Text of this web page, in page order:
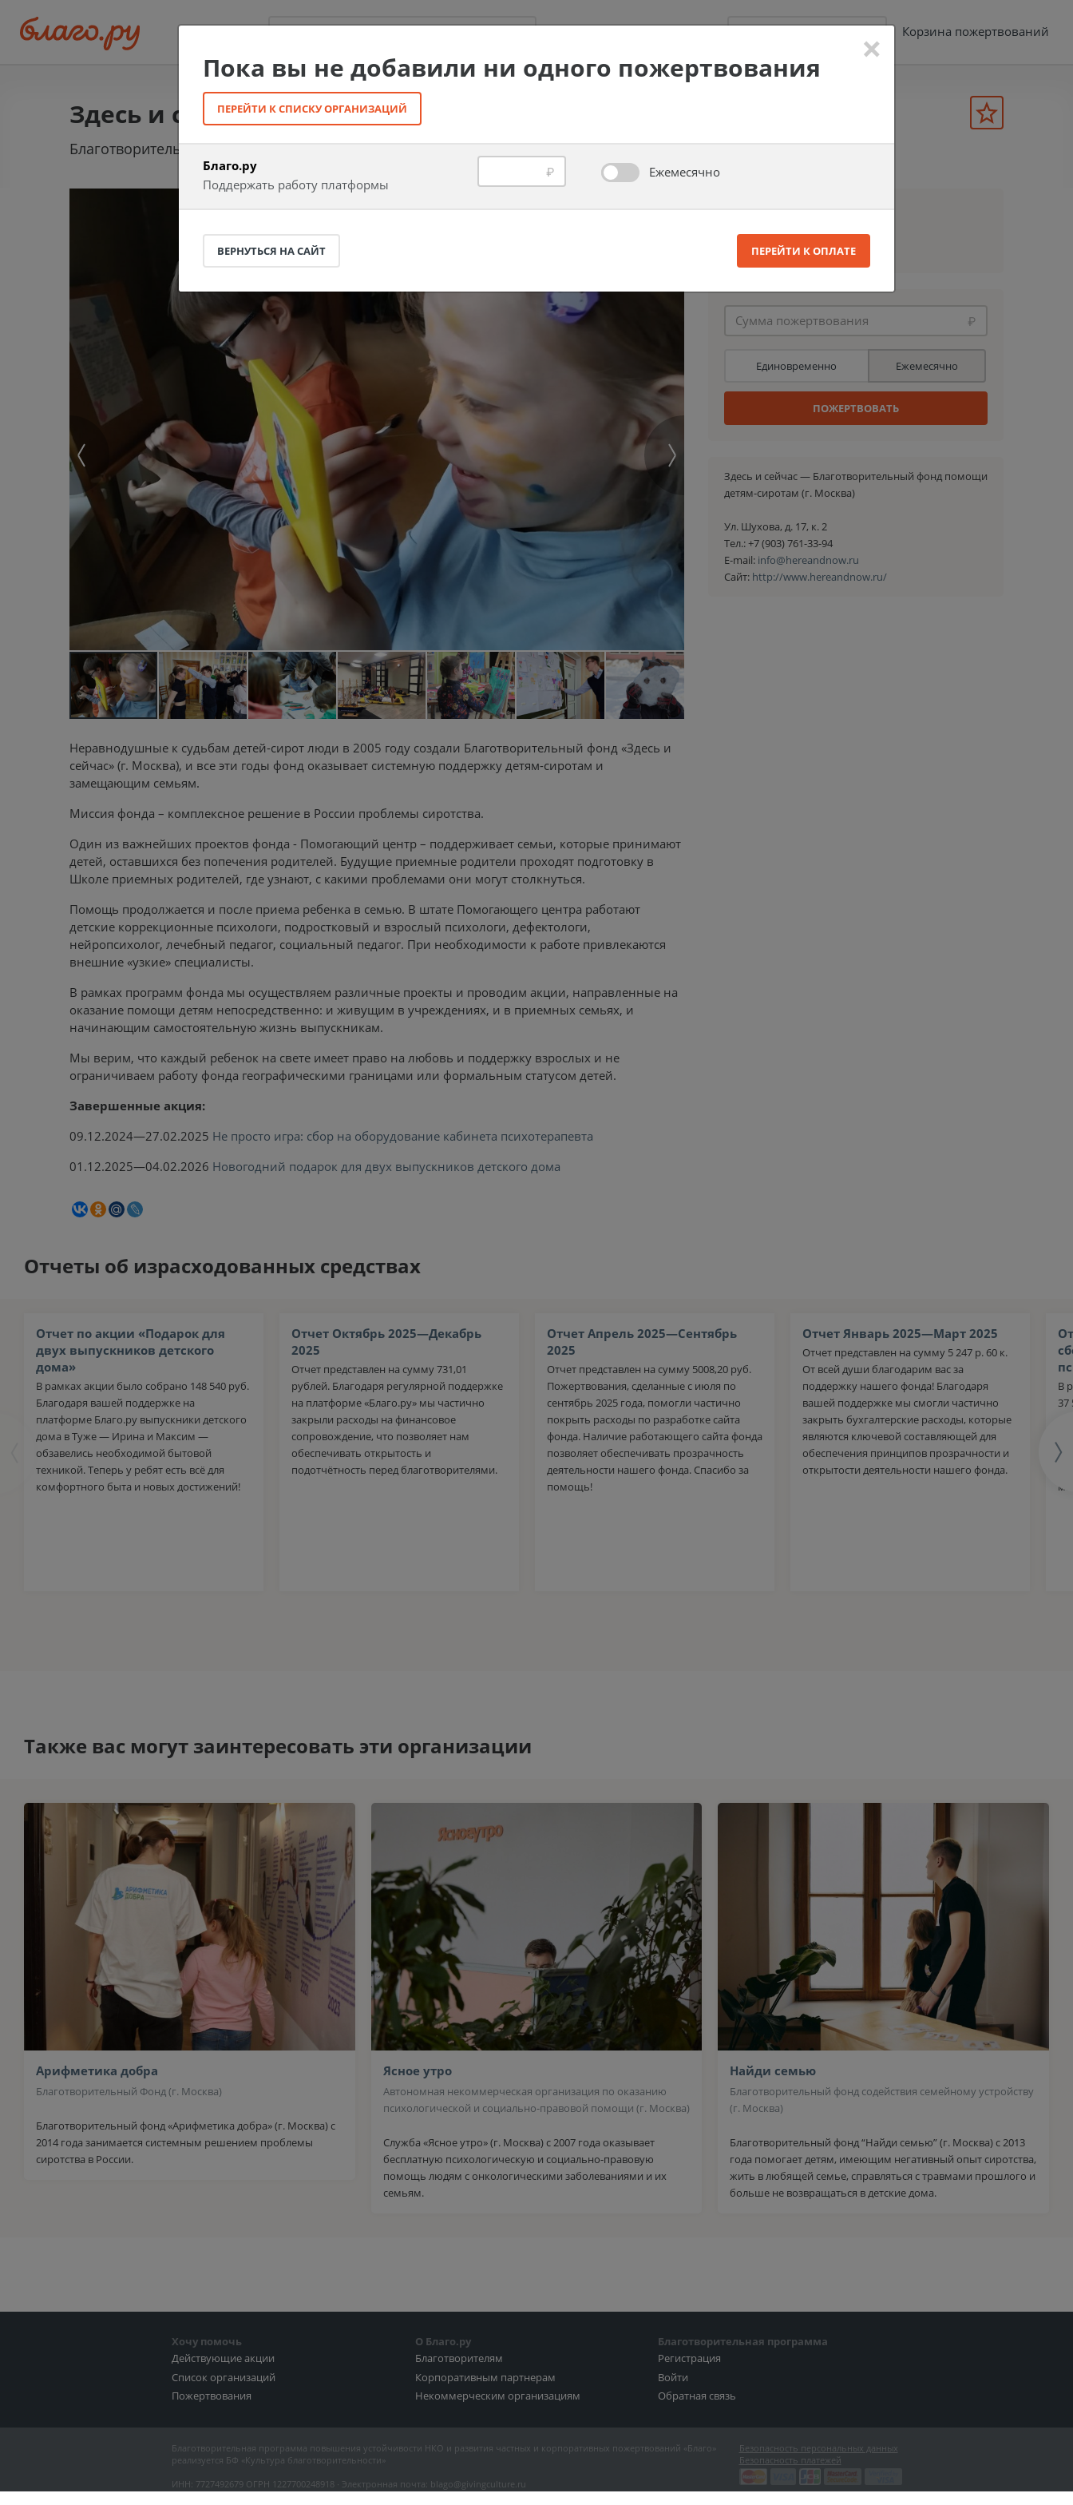
Корзина пожертвований
Здесь и сейчас
Благотворительный фонд помощи детям-сиротам (г. Москва)
Неравнодушные к судьбам детей-сирот люди в 2005 году создали Благотворительный фонд «Здесь и
сейчас» (г. Москва), и все эти годы фонд оказывает системную поддержку детям-сиротам и
замещающим семьям.
Миссия фонда – комплексное решение в России проблемы сиротства.
Один из важнейших проектов фонда - Помогающий центр – поддерживает семьи, которые принимают
детей, оставшихся без попечения родителей. Будущие приемные родители проходят подготовку в
Школе приемных родителей, где узнают, с какими проблемами они могут столкнуться.
Помощь продолжается и после приема ребенка в семью. В штате Помогающего центра работают
детские коррекционные психологи, подростковый и взрослый психологи, дефектологи,
нейропсихолог, лечебный педагог, социальный педагог. При необходимости к работе привлекаются
внешние «узкие» специалисты.
В рамках программ фонда мы осуществляем различные проекты и проводим акции, направленные на
оказание помощи детям непосредственно: и живущим в учреждениях, и в приемных семьях, и
начинающим самостоятельную жизнь выпускникам.
Мы верим, что каждый ребенок на свете имеет право на любовь и поддержку взрослых и не
ограничиваем работу фонда географическими границами или формальным статусом детей.
Завершенные акция:
09.12.2024—27.02.2025 Не просто игра: сбор на оборудование кабинета психотерапевта
01.12.2025—04.02.2026 Новогодний подарок для двух выпускников детского дома
Собрано
1 270 548 ₽
569 пожертвований
₽
Единовременно Ежемесячно
ПОЖЕРТВОВАТЬ
Здесь и сейчас — Благотворительный фонд помощи
детям-сиротам (г. Москва)
Ул. Шухова, д. 17, к. 2
Тел.: +7 (903) 761-33-94
E-mail: info@hereandnow.ru
Сайт: http://www.hereandnow.ru/
Отчеты об израсходованных средствах
Отчет по акции «Подарок для
двух выпускников детского
дома»
В рамках акции было собрано 148 540 руб.
Благодаря вашей поддержке на
платформе Благо.ру выпускники детского
дома в Туже — Ирина и Максим —
обзавелись необходимой бытовой
техникой. Теперь у ребят есть всё для
комфортного быта и новых достижений!
Отчет Октябрь 2025—Декабрь
2025
Отчет представлен на сумму 731,01
рублей. Благодаря регулярной поддержке
на платформе «Благо.ру» мы частично
закрыли расходы на финансовое
сопровождение, что позволяет нам
обеспечивать открытость и
подотчётность перед благотворителями.
Отчет Апрель 2025—Сентябрь
2025
Отчет представлен на сумму 5008,20 руб.
Пожертвования, сделанные с июля по
сентябрь 2025 года, помогли частично
покрыть расходы по разработке сайта
фонда. Наличие работающего сайта фонда
позволяет обеспечивать прозрачность
деятельности нашего фонда. Спасибо за
помощь!
Отчет Январь 2025—Март 2025
Отчет представлен на сумму 5 247 р. 60 к.
От всей души благодарим вас за
поддержку нашего фонда! Благодаря
вашей поддержке мы смогли частично
закрыть бухгалтерские расходы, которые
являются ключевой составляющей для
обеспечения принципов прозрачности и
открытости деятельности нашего фонда.
В
Также вас могут заинтересовать эти организации
Арифметика добра
Благотворительный Фонд (г. Москва)
Благотворительный фонд «Арифметика добра» (г. Москва) с
2014 года занимается системным решением проблемы
сиротства в России.
Ясное утро
Автономная некоммерческая организация по оказанию
психологической и социально-правовой помощи (г. Москва)
Служба «Ясное утро» (г. Москва) с 2007 года оказывает
бесплатную психологическую и социально-правовую
помощь людям с онкологическими заболеваниями и их
семьям.
Найди семью
Благотворительный фонд содействия семейному устройству
(г. Москва)
Благотворительный фонд “Найди семью” (г. Москва) с 2013
года помогает детям, имеющим негативный опыт сиротства,
жить в любящей семье, справляться с травмами прошлого и
больше не возвращаться в детские дома.
Хочу помочь
Действующие акции
Список организаций
Пожертвования
О Благо.ру
Благотворителям
Корпоративным партнерам
Некоммерческим организациям
Благотворительная программа
Регистрация
Войти
Обратная связь
Благотворительная программа повышения устойчивости НКО и развития частных и корпоративных пожертвований «Благо»
реализуется БФ «Культура благотворительности»
ИНН: 7727492679 ОГРН 1227700248918 ∙ Электронная почта: blago@givingculture.ru
Безопасность персональных данных
Безопасность платежей
×
Пока вы не добавили ни одного пожертвования
ПЕРЕЙТИ К СПИСКУ ОРГАНИЗАЦИЙ
Благо.ру
Поддержать работу платформы
₽ Ежемесячно
ВЕРНУТЬСЯ НА САЙТ ПЕРЕЙТИ К ОПЛАТЕ